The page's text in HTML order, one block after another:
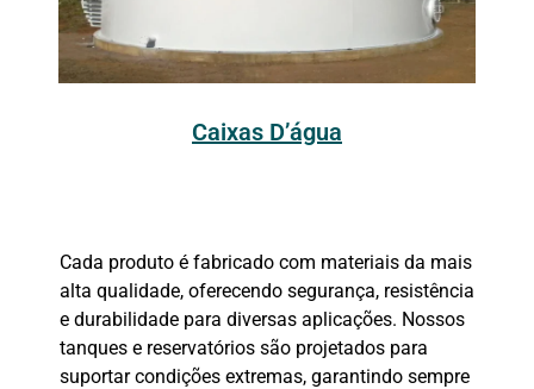
Caixas D’água
Cada produto é fabricado com materiais da mais
alta qualidade, oferecendo segurança, resistência
e durabilidade para diversas aplicações. Nossos
tanques e reservatórios são projetados para
suportar condições extremas, garantindo sempre